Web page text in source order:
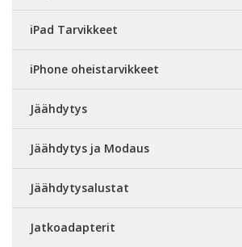
iPad Tarvikkeet
iPhone oheistarvikkeet
Jäähdytys
Jäähdytys ja Modaus
Jäähdytysalustat
Jatkoadapterit